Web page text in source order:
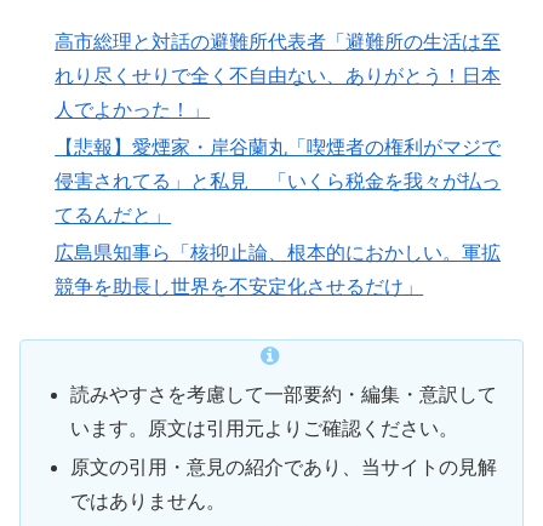
高市総理と対話の避難所代表者「避難所の生活は至
れり尽くせりで全く不自由ない、ありがとう！日本
人でよかった！」
【悲報】愛煙家・岸谷蘭丸「喫煙者の権利がマジで
侵害されてる」と私見 「いくら税金を我々が払っ
てるんだと」
広島県知事ら「核抑止論、根本的におかしい。軍拡
競争を助長し世界を不安定化させるだけ」
読みやすさを考慮して一部要約・編集・意訳して
います。原文は引用元よりご確認ください。
原文の引用・意見の紹介であり、当サイトの見解
ではありません。